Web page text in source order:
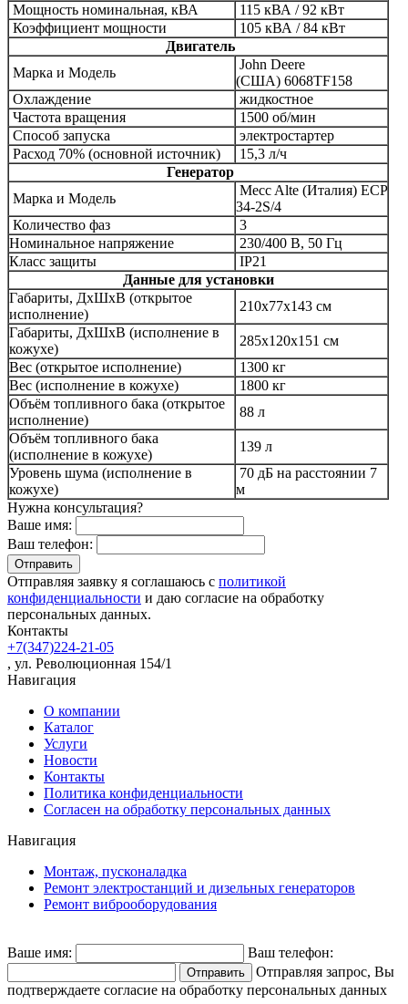
Мощность номинальная, кВА
115 кВА / 92 кВт
Коэффициент мощности
105 кВА / 84 кВт
Двигатель
Марка и Модель
John Deere
(США) 6068TF158
Охлаждение
жидкостное
Частота вращения
1500 об/мин
Способ запуска
электростартер
Расход 70% (основной источник)
15,3 л/ч
Генератор
Марка и Модель
Mecc Alte (Италия) ECP
34-2S/4
Количество фаз
3
Номинальное напряжение
230/400 В, 50 Гц
Класс защиты
IP21
Данные для установки
Габариты, ДхШхВ (открытое
исполнение)
210x77x143 см
Габариты, ДхШхВ (исполнение в
кожухе)
285x120x151 см
Вес (открытое исполнение)
1300 кг
Вес (исполнение в кожухе)
1800 кг
Объём топливного бака (открытое
исполнение)
88 л
Объём топливного бака
(исполнение в кожухе)
139 л
Уровень шума (исполнение в
кожухе)
70 дБ на расстоянии 7
м
Нужна консультация?
Ваше имя:
Ваш телефон:
Отправляя заявку я соглашаюсь с политикой
конфиденциальности и даю согласие на обработку
персональных данных.
Контакты
+7(347)224-21-05
, ул. Революционная 154/1
Навигация
О компании
Каталог
Услуги
Новости
Контакты
Политика конфиденциальности
Согласен на обработку персональных данных
Навигация
Монтаж, пусконаладка
Ремонт электростанций и дизельных генераторов
Ремонт виброоборудования
Ваше имя:
Ваш телефон:
Отправляя запрос, Вы
подтверждаете согласие на обработку персональных данных